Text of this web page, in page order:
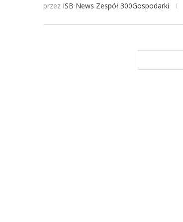
przez ISB News Zespół 300Gospodarki